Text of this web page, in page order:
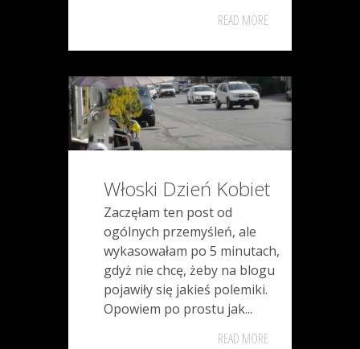
READ MORE
Włoski Dzień Kobiet
Zaczęłam ten post od
ogólnych przemyśleń, ale
wykasowałam po 5 minutach,
gdyż nie chcę, żeby na blogu
pojawiły się jakieś polemiki.
Opowiem po prostu jak...
READ MORE